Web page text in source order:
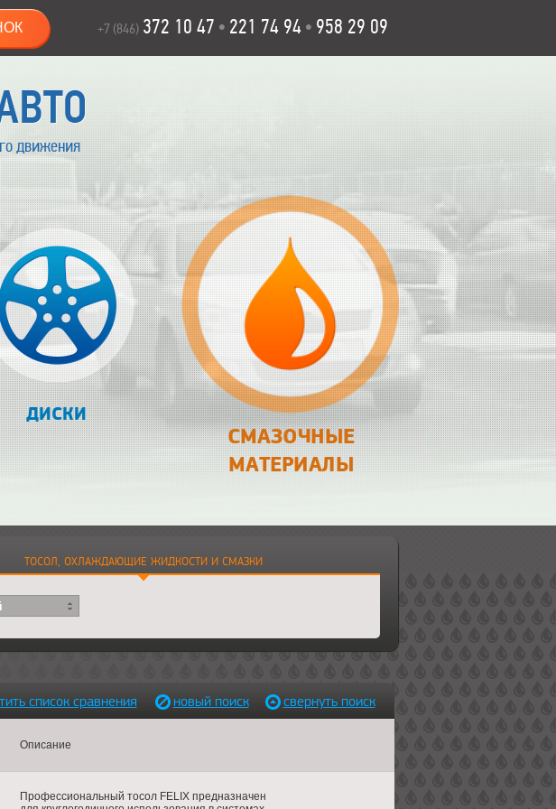
+7 (846) 372 10 47 • 221 74 94 • 958 29 09
движения
ДИСКИ
СМАЗОЧНЫЕ
МАТЕРИАЛЫ
ТОСОЛ, ОХЛАЖДАЮЩИЕ ЖИДКОСТИ И СМАЗКИ
список сравнения новый поиск свернуть поиск
Описание
Профессиональный тосол FELIX предназначен